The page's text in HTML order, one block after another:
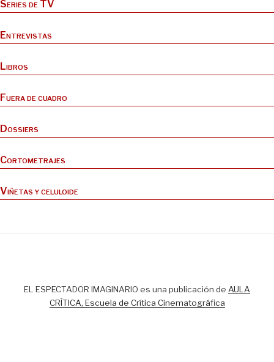
Series de TV
Entrevistas
Libros
Fuera de cuadro
Dossiers
Cortometrajes
Viñetas y celuloide
EL ESPECTADOR IMAGINARIO es una publicación de AULA
CRÍTICA, Escuela de Crítica Cinematográfica